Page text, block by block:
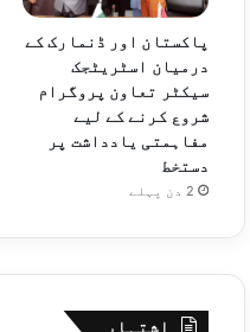
پاکستان اور ڈنمارک کے
درمیان اسٹریٹجک
سیکٹر تعاون پروگرام
شروع کرنے کے لیے
مفاہمتی یادداشت پر
دستخط
2 دن پہلے
اشتہار